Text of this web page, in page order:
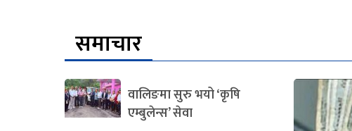
समाचार
वालिङमा सुरु भयो ‘कृषि
एम्बुलेन्स’ सेवा